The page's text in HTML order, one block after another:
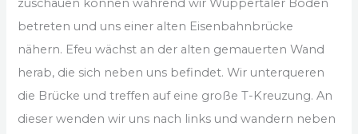
zuschauen können während wir Wuppertaler Boden
betreten und uns einer alten Eisenbahnbrücke
nähern. Efeu wächst an der alten gemauerten Wand
herab, die sich neben uns befindet. Wir unterqueren
die Brücke und treffen auf eine große T-Kreuzung. An
dieser wenden wir uns nach links und wandern neben